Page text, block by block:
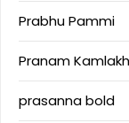
Prabhu Pammi
Pranam
prasanna bold